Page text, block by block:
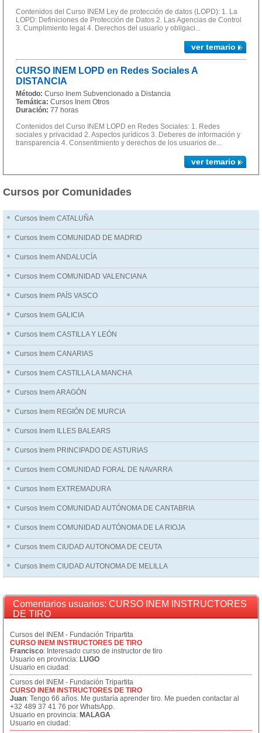
Contenidos del Curso INEM Ley de protección de datos (LOPD): 1. La
LOPD: Definiciones de Protección de Datos 2. Las Agencias de Control
3. Cumplimiento legal 4. Derechos del usuario y obligaci...
ver temario
CURSO INEM LOPD en Redes Sociales A
DISTANCIA
Método: Curso Inem Subvencionado a Distancia
Temática: Cursos Inem Otros
Duración: 77 horas
Contenidos del Curso INEM LOPD en Redes Sociales: 1. Redes
sociales y privacidad 2. Aspectos jurídicos 3. Deberes de información y
transparencia 4. Consentimiento y derechos de los usuarios de...
ver temario
Cursos por Comunidades
Cursos Inem CATALUÑA
Cursos Inem COMUNIDAD DE MADRID
Cursos Inem ANDALUCÍA
Cursos Inem COMUNIDAD VALENCIANA
Cursos Inem PAÍS VASCO
Cursos Inem GALICIA
Cursos Inem CASTILLA Y LEÓN
Cursos Inem CANARIAS
Cursos Inem CASTILLA LA MANCHA
Cursos Inem ARAGÓN
Cursos Inem REGIÓN DE MURCIA
Cursos Inem ILLES BALEARS
Cursos Inem PRINCIPADO DE ASTURIAS
Cursos Inem COMUNIDAD FORAL DE NAVARRA
Cursos Inem EXTREMADURA
Cursos Inem COMUNIDAD AUTÓNOMA DE CANTABRIA
Cursos Inem COMUNIDAD AUTÓNOMA DE LA RIOJA
Cursos Inem CIUDAD AUTONOMA DE CEUTA
Cursos Inem CIUDAD AUTONOMA DE MELILLA
Comentarios usuarios: CURSO INEM INSTRUCTORES
DE TIRO
Cursos del INEM - Fundación Tripartita
CURSO INEM INSTRUCTORES DE TIRO
Francisco: Interesado curso de instructor de tiro
Usuario en provincia: LUGO
Usuario en ciudad:
Cursos del INEM - Fundación Tripartita
CURSO INEM INSTRUCTORES DE TIRO
Juan: Tengo 66 años. Me gustaría aprender tiro. Me pueden contactar al
+32 489 37 41 76 por WhatsApp.
Usuario en provincia: MALAGA
Usuario en ciudad: